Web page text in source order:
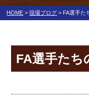
HOME >現場ブログ > FA選手た
FA選手たち